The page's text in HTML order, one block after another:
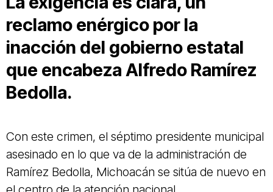
reclamo enérgico por la
inacción del gobierno estatal
que encabeza Alfredo Ramírez
Bedolla.
Con este crimen, el séptimo presidente municipal
asesinado en lo que va de la administración de
Ramírez Bedolla, Michoacán se sitúa de nuevo en